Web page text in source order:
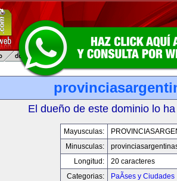
El dueño de este dominio lo
Mayusculas:
Minusculas:
Longitud:
20 caracteres
Categorias:
PaÃ­ses y Ciudades